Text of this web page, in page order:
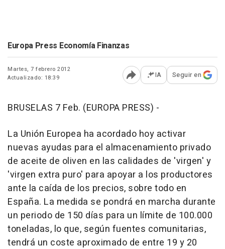
Europa Press Economía Finanzas
Martes, 7 febrero 2012
Actualizado: 18:39
Abrir opciones para
IA Seguir en
BRUSELAS 7 Feb. (EUROPA PRESS) -
La Unión Europea ha acordado hoy activar
nuevas ayudas para el almacenamiento privado
de aceite de oliven en las calidades de 'virgen' y
'virgen extra puro' para apoyar a los productores
ante la caída de los precios, sobre todo en
España. La medida se pondrá en marcha durante
un periodo de 150 días para un límite de 100.000
toneladas, lo que, según fuentes comunitarias,
tendrá un coste aproximado de entre 19 y 20